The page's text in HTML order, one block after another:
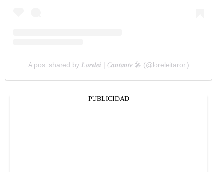
A post shared by 𝑳𝒐𝒓𝒆𝒍𝒆𝒊 | 𝑪𝒂𝒏𝒕𝒂𝒏𝒕𝒆 🎤 (@loreleitaron)
PUBLICIDAD